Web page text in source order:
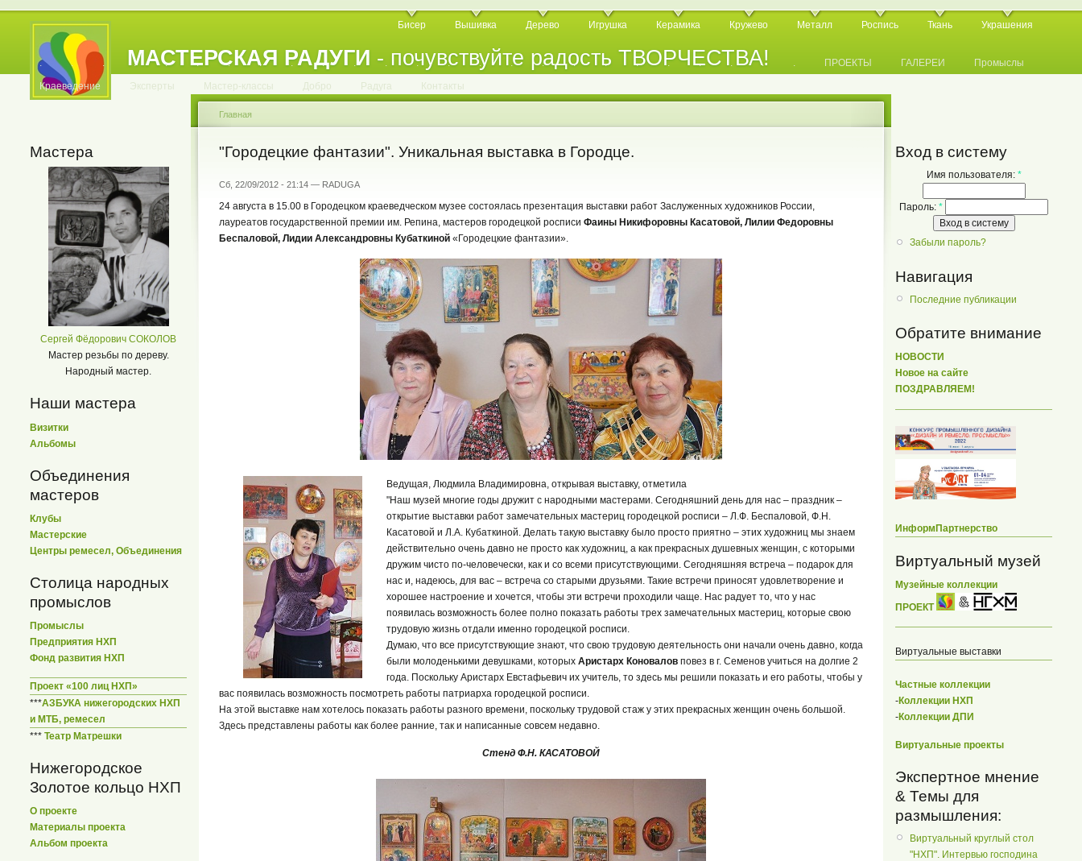
МАСТЕРСКАЯ РАДУГИ - почувствуйте радость ТВОРЧЕСТВА!
Бисер Вышивка Дерево Игрушка Керамика Кружево Металл Роспись Ткань Украшения
. . . . . . . . . . . . . . . . . . . . . . . . . ПРОЕКТЫ ГАЛЕРЕИ Промыслы
Краеведение Эксперты Мастер-классы Добро Радуга Контакты
Мастера
Сергей Фёдорович СОКОЛОВ
Мастер резьбы по дереву.
Народный мастер.
Наши мастера
Визитки
Альбомы
Объединения
мастеров
Клубы
Мастерские
Центры ремесел, Объединения
Столица народных
промыслов
Промыслы
Предприятия НХП
Фонд развития НХП
Проект «100 лиц НХП»
***АЗБУКА нижегородских НХП
и МТБ, ремесел
*** Театр Матрешки
Нижегородское
Золотое кольцо НХП
О проекте
Материалы проекта
Альбом проекта
Главная
"Городецкие фантазии". Уникальная выставка в Городце.
Сб, 22/09/2012 - 21:14 — RADUGA
24 августа в 15.00 в Городецком краеведческом музее состоялась презентация выставки работ Заслуженных художников России,
лауреатов государственной премии им. Репина, мастеров городецкой росписи Фаины Никифоровны Касатовой, Лилии Федоровны
Беспаловой, Лидии Александровны Кубаткиной «Городецкие фантазии».
Ведущая, Людмила Владимировна, открывая выставку, отметила
"Наш музей многие годы дружит с народными мастерами. Сегодняшний день для нас – праздник –
открытие выставки работ замечательных мастериц городецкой росписи – Л.Ф. Беспаловой, Ф.Н.
Касатовой и Л.А. Кубаткиной. Делать такую выставку было просто приятно – этих художниц мы знаем
действительно очень давно не просто как художниц, а как прекрасных душевных женщин, с которыми
дружим чисто по-человечески, как и со всеми присутствующими. Сегодняшняя встреча – подарок для
нас и, надеюсь, для вас – встреча со старыми друзьями. Такие встречи приносят удовлетворение и
хорошее настроение и хочется, чтобы эти встречи проходили чаще. Нас радует то, что у нас
появилась возможность более полно показать работы трех замечательных мастериц, которые свою
трудовую жизнь отдали именно городецкой росписи.
Думаю, что все присутствующие знают, что свою трудовую деятельность они начали очень давно, когда
были молоденькими девушками, которых Аристарх Коновалов повез в г. Семенов учиться на долгие 2
года. Поскольку Аристарх Евстафьевич их учитель, то здесь мы решили показать и его работы, чтобы у
вас появилась возможность посмотреть работы патриарха городецкой росписи.
На этой выставке нам хотелось показать работы разного времени, поскольку трудовой стаж у этих прекрасных женщин очень большой.
Здесь представлены работы как более ранние, так и написанные совсем недавно.
Стенд Ф.Н. КАСАТОВОЙ
Вход в систему
Имя пользователя: *
Пароль: *
Забыли пароль?
Навигация
Последние публикации
Обратите внимание
НОВОСТИ
Новое на сайте
ПОЗДРАВЛЯЕМ!
ИнформПартнерство
Виртуальный музей
Музейные коллекции
ПРОЕКТ
Виртуальные выставки
Частные коллекции
-Коллекции НХП
-Коллекции ДПИ
Виртуальные проекты
Экспертное мнение
& Темы для
размышления:
Виртуальный круглый стол
"НХП". Интервью господина